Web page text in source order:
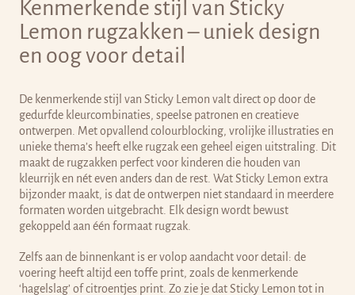
Kenmerkende stijl van Sticky
Lemon rugzakken – uniek design
en oog voor detail
De kenmerkende stijl van Sticky Lemon valt direct op door de
gedurfde kleurcombinaties, speelse patronen en creatieve
ontwerpen. Met opvallend colourblocking, vrolijke illustraties en
unieke thema’s heeft elke rugzak een geheel eigen uitstraling. Dit
maakt de rugzakken perfect voor kinderen die houden van
kleurrijk en nét even anders dan de rest. Wat Sticky Lemon extra
bijzonder maakt, is dat de ontwerpen niet standaard in meerdere
formaten worden uitgebracht. Elk design wordt bewust
gekoppeld aan één formaat rugzak.
Zelfs aan de binnenkant is er volop aandacht voor detail: de
voering heeft altijd een toffe print, zoals de kenmerkende
‘hagelslag’ of citroentjes print. Zo zie je dat Sticky Lemon tot in